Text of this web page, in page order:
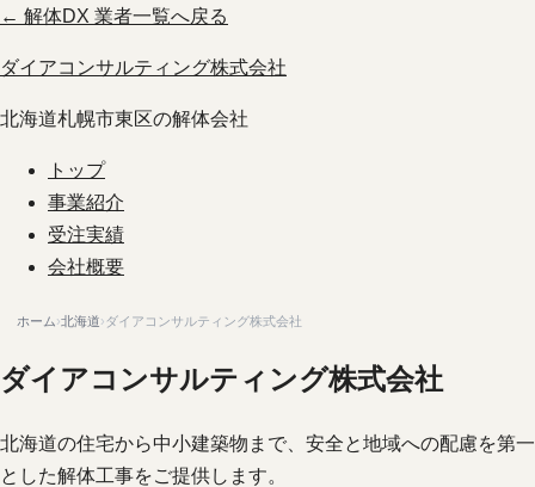
← 解体DX 業者一覧へ戻る
ダイアコンサルティング株式会社
北海道札幌市東区の解体会社
トップ
事業紹介
受注実績
会社概要
ホーム›北海道› ダイアコンサルティング株式会社
ダイアコンサルティング株式会社
北海道の住宅から中小建築物まで、安全と地域への配慮を第一
とした解体工事をご提供します。